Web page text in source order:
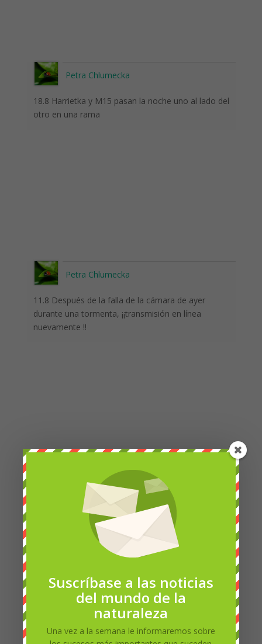
Petra Chlumecka
18.8 Harrietka y M15 pasan la noche uno al lado del
otro en una rama
Petra Chlumecka
11.8 Después de la falla de la cámara de ayer
durante una tormenta, ¡¡transmisión en línea
nuevamente !!
Petra Chlumecka
27.7 - 11:06 E16 en una rama de un árbol que anida
11:21:25 E15 en una tierra
Suscríbase a las noticias
del mundo de la
naturaleza
Una vez a la semana le informaremos sobre